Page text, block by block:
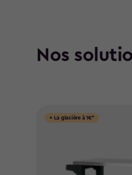
Nos
+ La glacière à 1€*